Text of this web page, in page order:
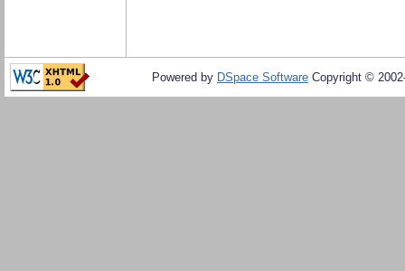
Powered by DSpace Software Copyright ©